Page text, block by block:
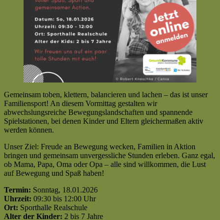
Gemeinsam toben, klettern, balancieren und lachen – das ist unser
Familiensport! An diesem Vormittag gestalten wir
abwechslungsreiche Bewegungslandschaften und spannende
Spielstationen, bei denen Kinder und Eltern gleichermaßen aktiv
werden können.
Unser Ziel: Freude an Bewegung wecken, Familien in Aktion
bringen und gemeinsam unvergessliche Stunden erleben. Ganz egal,
ob Mama, Papa, Oma oder Opa – alle sind willkommen, die Lust
auf Bewegung und Spaß haben!
Termin: Sonntag, 18.01.2026
Uhrzeit: 09:30 bis 12:00 Uhr
Ort: Sporthalle Realschule
Alter der Kinder: 2 bis 7 Jahre